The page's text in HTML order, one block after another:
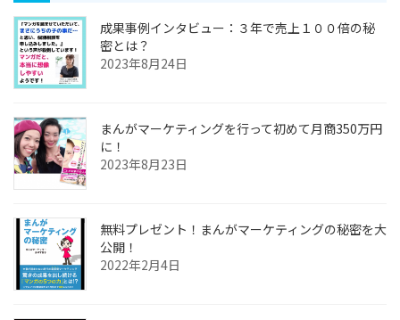
成果事例インタビュー：３年で売上１００倍の秘
密とは？
2023年8月24日
まんがマーケティングを行って初めて月商350万円
に！
2023年8月23日
無料プレゼント！まんがマーケティングの秘密を大
公開！
2022年2月4日